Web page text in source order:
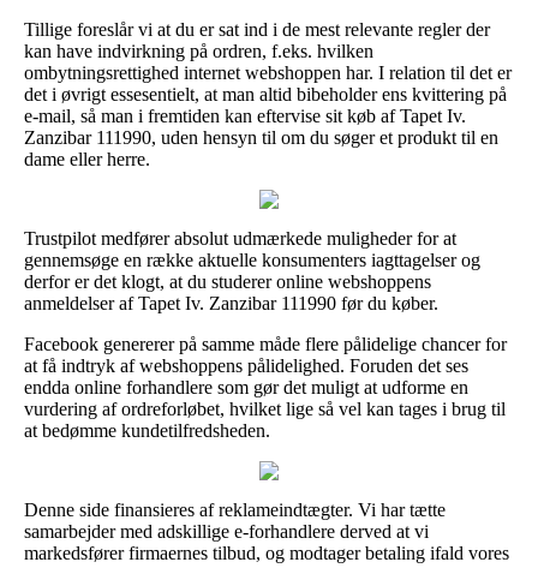
Tillige foreslår vi at du er sat ind i de mest relevante regler der
kan have indvirkning på ordren, f.eks. hvilken
ombytningsrettighed internet webshoppen har. I relation til det er
det i øvrigt essesentielt, at man altid bibeholder ens kvittering på
e-mail, så man i fremtiden kan eftervise sit køb af Tapet Iv.
Zanzibar 111990, uden hensyn til om du søger et produkt til en
dame eller herre.
Trustpilot medfører absolut udmærkede muligheder for at
gennemsøge en række aktuelle konsumenters iagttagelser og
derfor er det klogt, at du studerer online webshoppens
anmeldelser af Tapet Iv. Zanzibar 111990 før du køber.
Facebook genererer på samme måde flere pålidelige chancer for
at få indtryk af webshoppens pålidelighed. Foruden det ses
endda online forhandlere som gør det muligt at udforme en
vurdering af ordreforløbet, hvilket lige så vel kan tages i brug til
at bedømme kundetilfredsheden.
Denne side finansieres af reklameindtægter. Vi har tætte
samarbejder med adskillige e-forhandlere derved at vi
markedsfører firmaernes tilbud, og modtager betaling ifald vores